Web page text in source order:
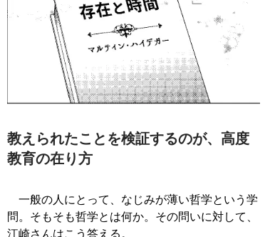
教えられたことを検証するのが、高度
教育の在り方
一般の人にとって、なじみが薄い哲学という学
問。そもそも哲学とは何か。その問いに対して、
江崎さんはこう答える。